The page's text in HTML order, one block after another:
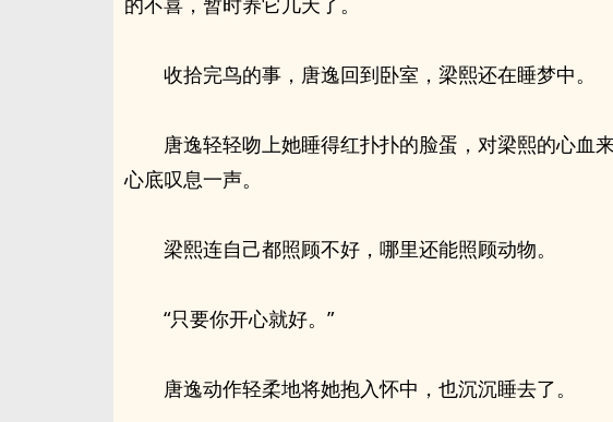
收拾完鸟的事，唐逸回到卧室，梁熙还在睡梦中。
唐逸轻轻吻上她睡得红扑扑的脸蛋，对梁熙的心血
心底叹息一声。
梁熙连自己都照顾不好，哪里还能照顾动物。
“只要你开心就好。”
唐逸动作轻柔地将她抱入怀中，也沉沉睡去了。